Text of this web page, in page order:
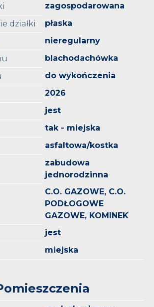
zagospodarowana
działki
płaska
nieregularny
blachodachówka
do wykończenia
2026
jest
tak - miejska
asfaltowa/kostka
zabudowa
jednorodzinna
C.O. GAZOWE, C.O.
PODŁOGOWE
GAZOWE, KOMINEK
jest
miejska